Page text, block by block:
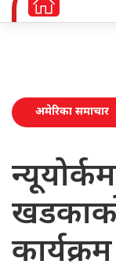
अमेरिका समाचार